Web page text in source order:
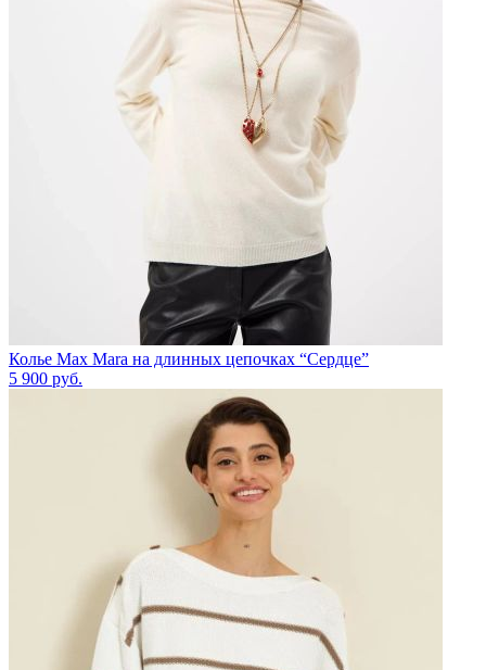
Колье Max Mara на длинных цепочках “Сердце”
5 900 руб.